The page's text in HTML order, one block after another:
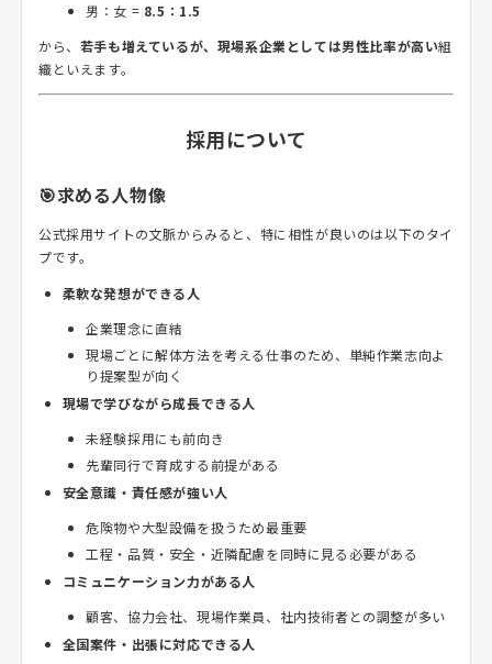
男：女 = 8.5：1.5
から、 若手も増えているが、現場系企業としては男性比率が高い組
織といえます。
採用について
🎯求める人物像
公式採用サイトの文脈からみると、特に相性が良いのは以下のタイ
プです。
柔軟な発想ができる人
企業理念に直結
現場ごとに解体方法を考える仕事のため、単純作業志向よ
り提案型が向く
現場で学びながら成長できる人
未経験採用にも前向き
先輩同行で育成する前提がある
安全意識・責任感が強い人
危険物や大型設備を扱うため最重要
工程・品質・安全・近隣配慮を同時に見る必要がある
コミュニケーション力がある人
顧客、協力会社、現場作業員、社内技術者との調整が多い
全国案件・出張に対応できる人